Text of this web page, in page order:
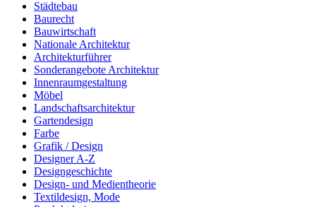
Städtebau
Baurecht
Bauwirtschaft
Nationale Architektur
Architekturführer
Sonderangebote Architektur
Innenraumgestaltung
Möbel
Landschaftsarchitektur
Gartendesign
Farbe
Grafik / Design
Designer A-Z
Designgeschichte
Design- und Medientheorie
Textildesign, Mode